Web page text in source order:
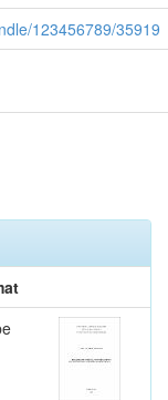
123456789/35919